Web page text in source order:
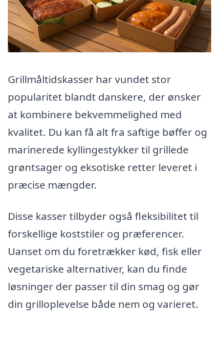
Grillmåltidskasser har vundet stor
popularitet blandt danskere, der ønsker
at kombinere bekvemmelighed med
kvalitet. Du kan få alt fra saftige bøffer og
marinerede kyllingestykker til grillede
grøntsager og eksotiske retter leveret i
præcise mængder.
Disse kasser tilbyder også fleksibilitet til
forskellige koststiler og præferencer.
Uanset om du foretrækker kød, fisk eller
vegetariske alternativer, kan du finde
løsninger der passer til din smag og gør
din grilloplevelse både nem og varieret.